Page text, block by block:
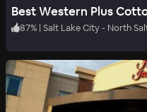
Best Western Plus
87% | Salt Lake City - North